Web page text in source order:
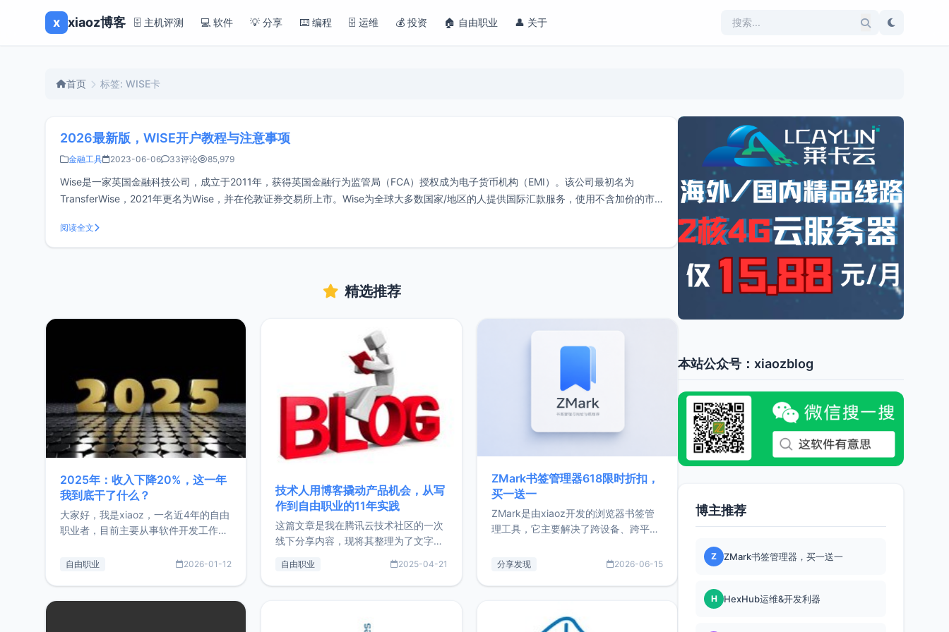
x xiaoz博客 🗄️ 主机评测 💻 软件 💡 分享 ⌨️ 编程 🗄️ 运维 💰 投资 🏠 自由职业 👤 关于
首页 标签: WISE卡
2026最新版，WISE开户教程与注意事项
金融工具 2023-06-06 33评论 85,979
Wise是一家英国金融科技公司，成立于2011年，获得英国金融行为监管局（FCA）授权成为电子货币机构（EMI）。该公司最初名为
TransferWise，2021年更名为Wise，并在伦敦证券交易所上市。Wise为全球大多数国家/地区的人提供国际汇款服务，使用不含加价的市
阅读全文
精选推荐
2025年：收入下降20%，这一年
我到底干了什么？
大家好，我是xiaoz，一名近4年的自由
职业者，目前主要从事软件开发工作。
的总结，内容主要包括：工作、学习、
自由职业 2026-01-12
技术人用博客撬动产品机会，从写
作到自由职业的11年实践
这篇文章是我在腾讯云技术社区的一次
线下分享内容，现将其整理为了文字
版，分享了写博客11年来的经历，以及
通过博客过渡到做产品和走向自由职业
的一个小故事。文中还首次公开了我的
自由职业 2025-04-21
ZMark书签管理器618限时折扣，
买一送一
ZMark是由xiaoz开发的浏览器书签管
理工具，它主要解决了跨设备、跨平
做到一处部署、随处访问。同时，它还
量级： 使用Bun + Hono.js
分享发现 2026-06-15
本站公众号：xiaozblog
博主推荐
Z ZMark书签管理器，买一送一
H HexHub运维&开发利器